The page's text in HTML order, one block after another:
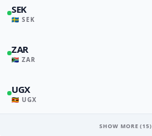
SEK
🇸🇪 SEK
ZAR
🇿🇦 ZAR
UGX
🇺🇬 UGX
SHOW MORE (15)